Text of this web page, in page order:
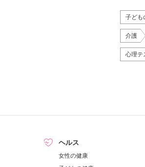
子ども
介護
心理テ
ヘルス
女性の健康